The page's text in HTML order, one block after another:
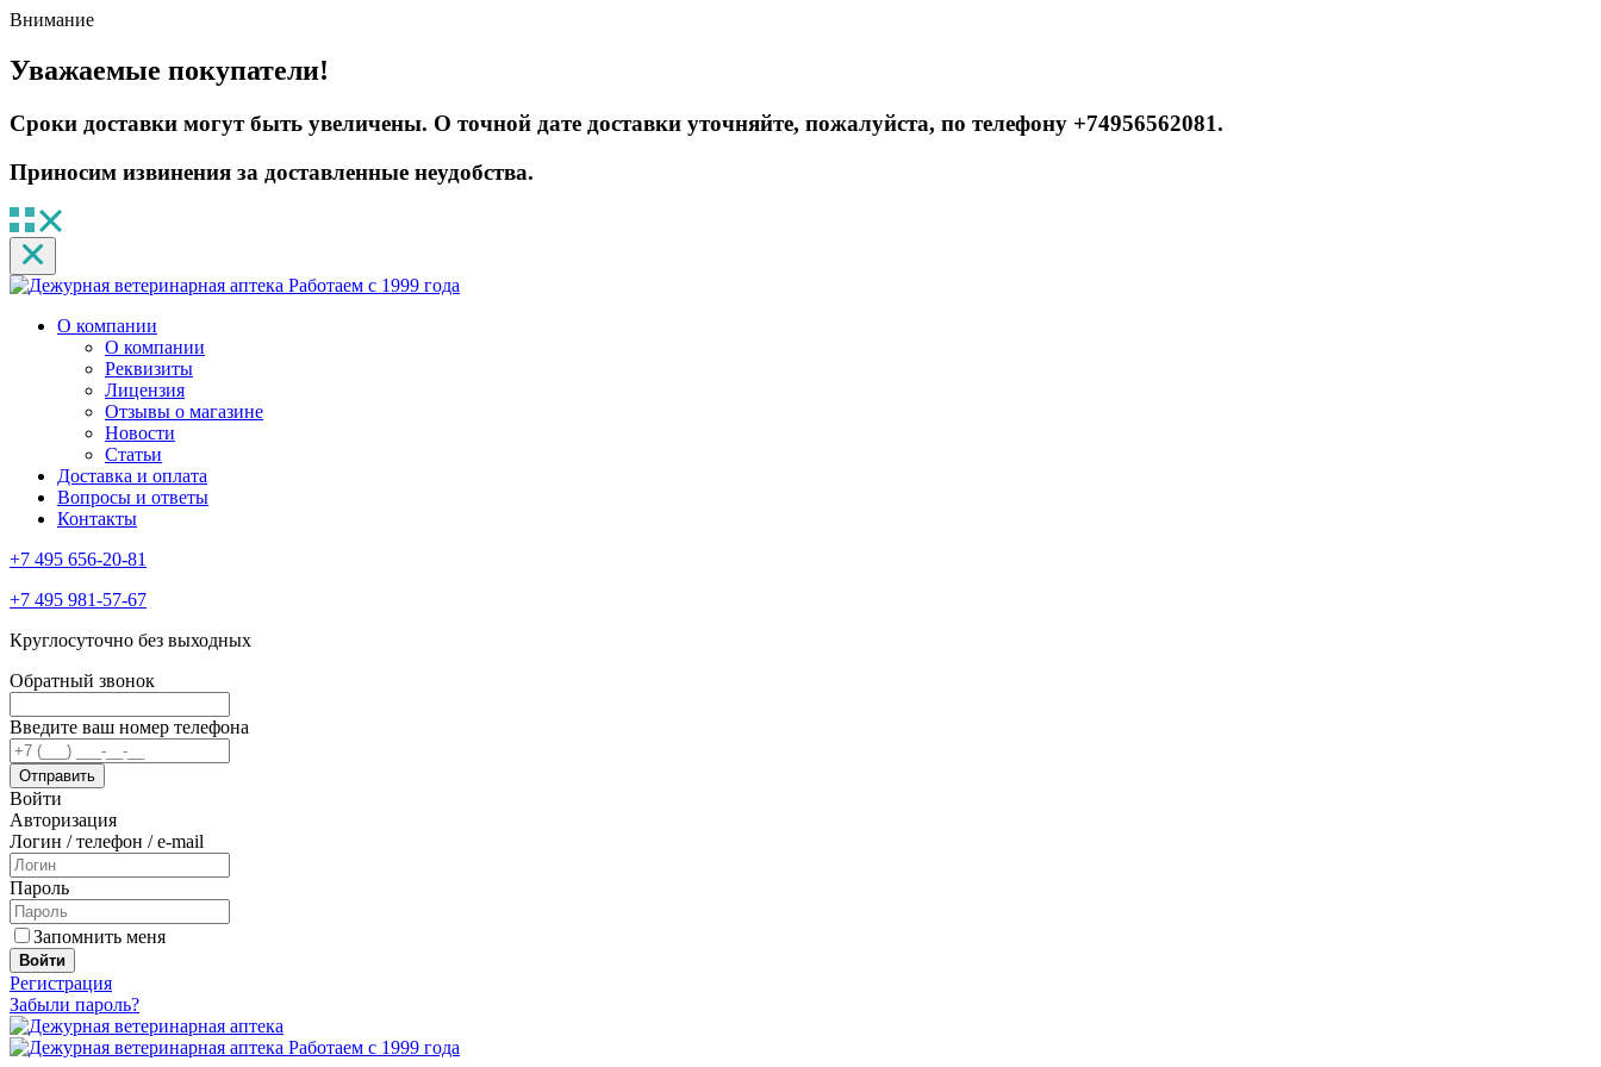
Внимание
Уважаемые покупатели!
Сроки доставки могут быть увеличены. О точной дате доставки уточняйте, пожалуйста, по телефону +74956562081.
Приносим извинения за доставленные неудобства.
Работаем с 1999 года
О компании
О компании
Реквизиты
Лицензия
Отзывы о магазине
Новости
Статьи
Доставка и оплата
Вопросы и ответы
Контакты
+7 495 656-20-81
+7 495 981-57-67
Круглосуточно без выходных
Обратный звонок
Введите ваш номер телефона
Войти
Авторизация
Логин / телефон / e-mail
Пароль
Запомнить меня
Войти
Регистрация
Забыли пароль?
Работаем с 1999 года